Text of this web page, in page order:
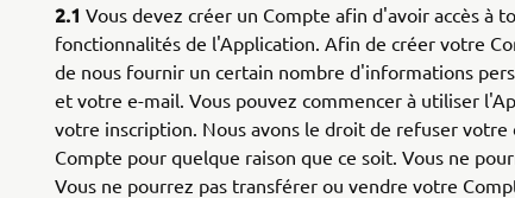
2.1 Vous devez créer un Compte afin d'avoir accès à
fonctionnalités de l'Application. Afin de créer votre
de nous fournir un certain nombre d'informations
et votre e-mail. Vous pouvez commencer à utiliser
votre inscription. Nous avons le droit de refuser
Compte pour quelque raison que ce soit. Vous ne
Vous ne pourrez pas transférer ou vendre votre